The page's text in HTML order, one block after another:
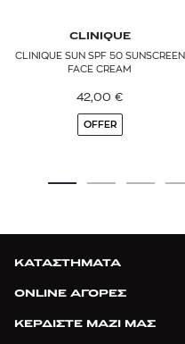
CLINIQUE
CLINIQUE SUN SPF 50 SUNSCREEN
FACE CREAM
42,00 €
OFFER
ΚΑΤΑΣΤΗΜΑΤΑ
ONLINE ΑΓΟΡΕΣ
ΚΕΡΔΙΣΤΕ ΜΑΖΙ ΜΑΣ